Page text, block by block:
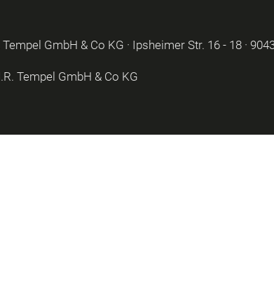
Tempel GmbH & Co KG · Ipsheimer Str. 16 - 18 ·
Tempel GmbH & Co KG